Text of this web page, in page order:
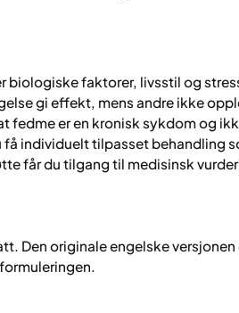
faktorer, livsstil og
gi effekt, mens andre ikke
fedme er en kronisk sykdom og
individuelt tilpasset behandling
får du tilgang til medisinsk
Den originale engelske versjonen